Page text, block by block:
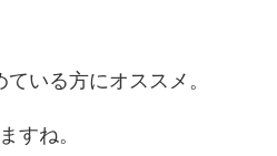
いる方にオススメ。
すね。